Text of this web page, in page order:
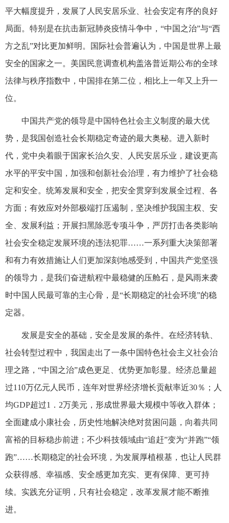
平大幅度提升，发展了人民安居乐业、社会安定有序的良好
局面。特别是在抗击新冠肺炎疫情斗争中，“中国之治”与“西
方之乱”对比更加鲜明。国际社会普遍认为，中国是世界上最
安全的国家之一。美国民意调查机构盖洛普近期公布的全球
法律与秩序指数中，中国排在第二位，相比上一年又上升一
位。
中国共产党的领导是中国特色社会主义制度的最大优
势，是我国创造社会长期稳定奇迹的最大奥秘。进入新时
代，党中央着眼于国家长治久安、人民安居乐业，建设更高
水平的平安中国，加强和创新社会治理，有力维护了社会稳
定和安全。统筹发展和安全，把安全贯穿到发展全过程、各
方面；有效应对外部极端打压遏制，坚决维护我国主权、安
全、发展利益；开展扫黑除恶专项斗争，严厉打击各类影响
社会安全稳定发展环境的违法犯罪……一系列重大决策部署
和有力有效措施让人们更加深刻地感受到，中国共产党坚强
的领导力，是我们奋进航程中最稳健的压舱石，是风雨来袭
时中国人民最可靠的主心骨，是“长期稳定的社会环境”的稳
定器。
发展是安全的基础，安全是发展的条件。在经济转轨、
社会转型过程中，我国走出了一条中国特色社会主义社会治
理之路，“中国之治”成色更足、优势更加彰显。经济总量超
过110万亿元人民币，连年对世界经济增长贡献率近30％；人
均GDP超过1．2万美元，形成世界最大规模中等收入群体；
全面建成小康社会，历史性地解决绝对贫困问题，向着共同
富裕的目标稳步前进；不少科技领域由“追赶”变为“并跑”“领
跑”……长期稳定的社会环境，为发展厚植根基，也让人民群
众获得感、幸福感、安全感更加充实、更有保障、更可持
续。实践充分证明，只有社会稳定，改革发展才能不断推
进。